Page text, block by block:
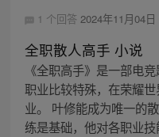
1 个回答 2024年11月04日
全职散人高手 小说
《全职高手》是一部电
职业比较特殊，在荣耀
业。 叶修能成为唯一的
练是基础，他对各职业